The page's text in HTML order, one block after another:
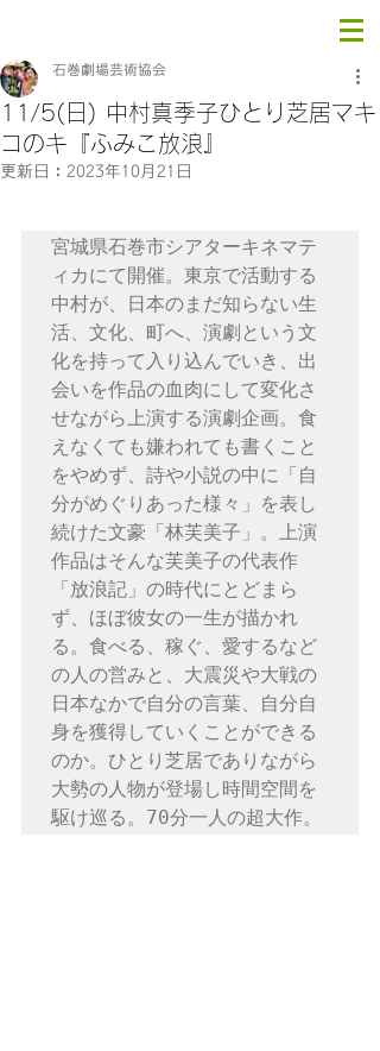
11/5(日) 中村真季子ひとり芝居マキ
コのキ『ふみこ放浪』
石巻劇場芸術協会
更新日： 2023年10月21日
宮城県石巻市シアターキネマテ
ィカにて開催。東京で活動する
中村が、日本のまだ知らない生
活、文化、町へ、演劇という文
化を持って入り込んでいき、出
会いを作品の血肉にして変化さ
せながら上演する演劇企画。食
えなくても嫌われても書くこと
をやめず、詩や小説の中に「自
分がめぐりあった様々」を表し
続けた文豪「林芙美子」。上演
作品はそんな芙美子の代表作
「放浪記」の時代にとどまら
ず、ほぼ彼女の一生が描かれ
る。食べる、稼ぐ、愛するなど
の人の営みと、大震災や大戦の
日本なかで自分の言葉、自分自
身を獲得していくことができる
のか。ひとり芝居でありながら
大勢の人物が登場し時間空間を
駆け巡る。70分一人の超大作。